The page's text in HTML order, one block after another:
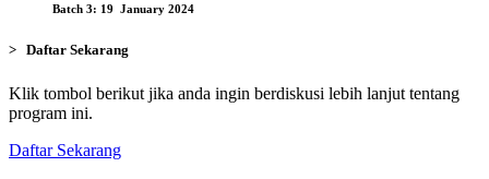
Batch 3: 19 January 2024
> Daftar Sekarang
Klik tombol berikut jika anda ingin berdiskusi lebih lanjut tentang
program ini.
Daftar Sekarang